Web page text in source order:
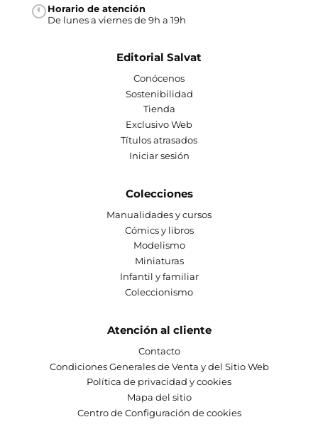
Horario de atención
De lunes a viernes de 9h a 19h
Editorial Salvat
Conócenos
Sostenibilidad
Tienda
Exclusivo Web
Títulos atrasados
Iniciar sesión
Colecciones
Manualidades y cursos
Cómics y libros
Modelismo
Miniaturas
Infantil y familiar
Coleccionismo
Atención al cliente
Contacto
Condiciones Generales de Venta y del Sitio Web
Política de privacidad y cookies
Mapa del sitio
Centro de Configuración de cookies